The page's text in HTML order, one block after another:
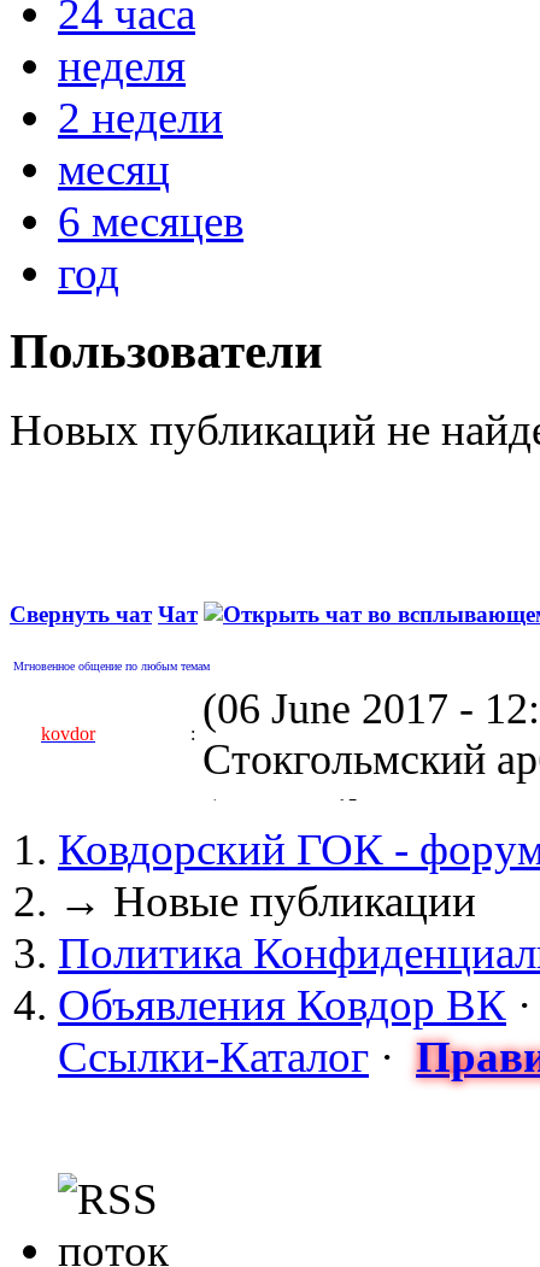
24 часа
неделя
2 недели
месяц
6 месяцев
год
Пользователи
Новых публикаций не
Свернуть чат Чат
Мгновенное общение по любым темам
kovdor :
(06 June 2017 -
Стокгольмский
kovdor
(05 April 2017 -
пустили
Сизонов Андрей :
(04 March 2017 -
майдан?
cont.ws/
kovdor
Ковдорский ГОК -
→ Новые публикации
Политика
Объявления Ковдор ВК
Ссылки-Каталог ·